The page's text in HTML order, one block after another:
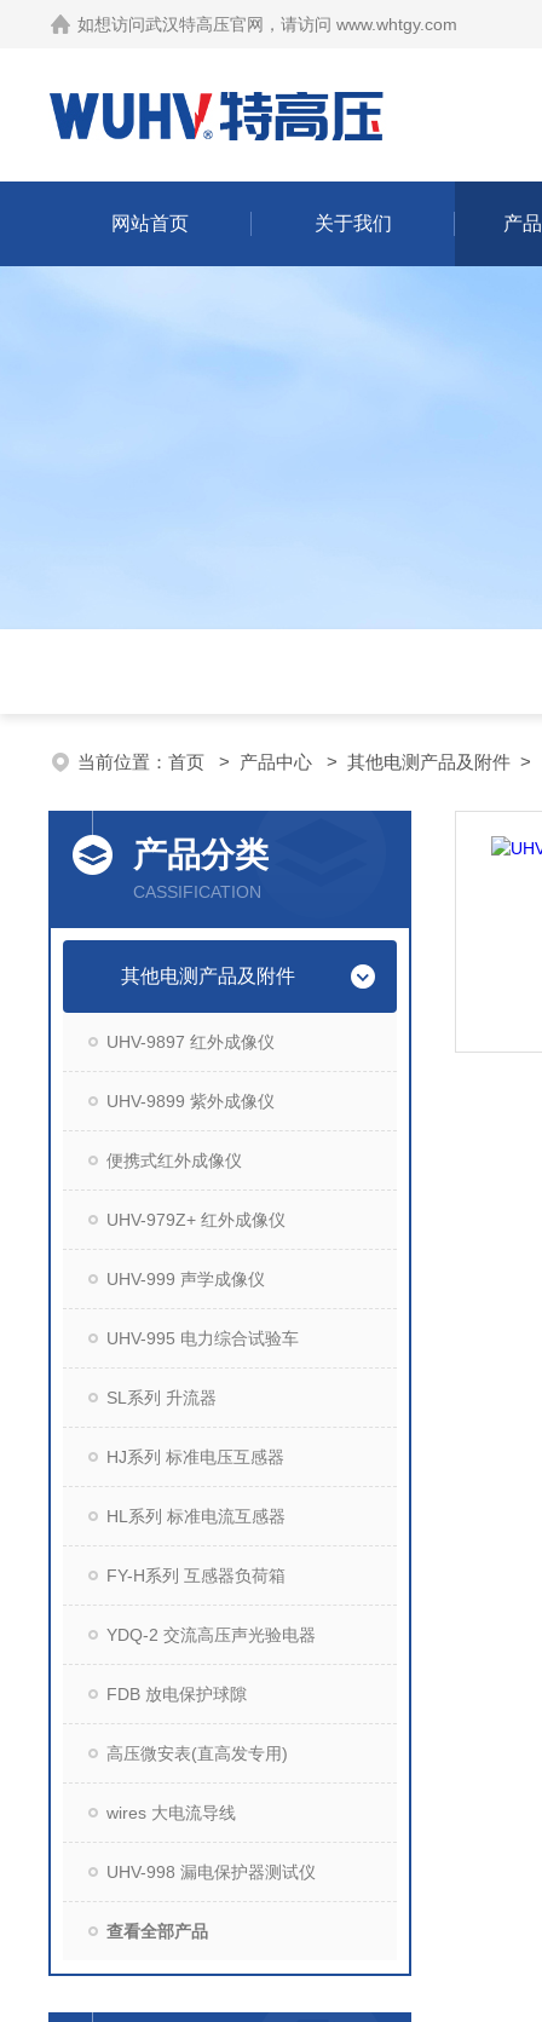
如想访问武汉特高压官网，请访问 www.whtgy.com
网站首页 关于我们 产
当前位置： 首页 > 产品中心 > 其他电测产品及附件 >
产品分类
CASSIFICATION
其他电测产品及附件
UHV-9897 红外成像仪
UHV-9899 紫外成像仪
便携式红外成像仪
UHV-979Z+ 红外成像仪
UHV-999 声学成像仪
UHV-995 电力综合试验车
SL系列 升流器
HJ系列 标准电压互感器
HL系列 标准电流互感器
FY-H系列 互感器负荷箱
YDQ-2 交流高压声光验电器
FDB 放电保护球隙
高压微安表(直高发专用)
wires 大电流导线
UHV-998 漏电保护器测试仪
查看全部产品